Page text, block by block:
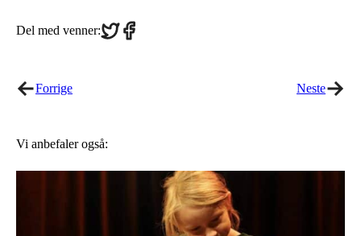
Del med venner:Share
on
Share
on
Forrige Neste
Vi anbefaler også: